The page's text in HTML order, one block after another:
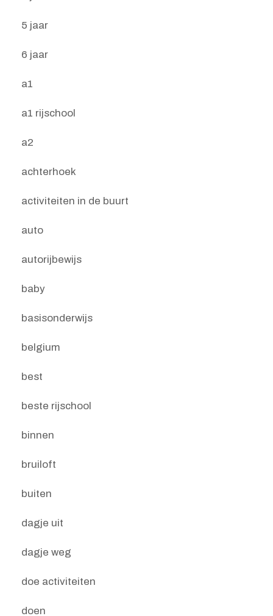
5 jaar
6 jaar
a1
a1 rijschool
a2
achterhoek
activiteiten in de buurt
auto
autorijbewijs
baby
basisonderwijs
belgium
best
beste rijschool
binnen
bruiloft
buiten
dagje uit
dagje weg
doe activiteiten
doen